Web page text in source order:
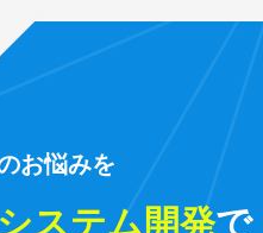
お悩みを
システム開発で